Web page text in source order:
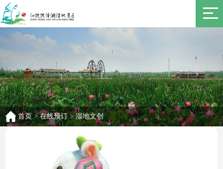
首页>在线预订>湿地文创